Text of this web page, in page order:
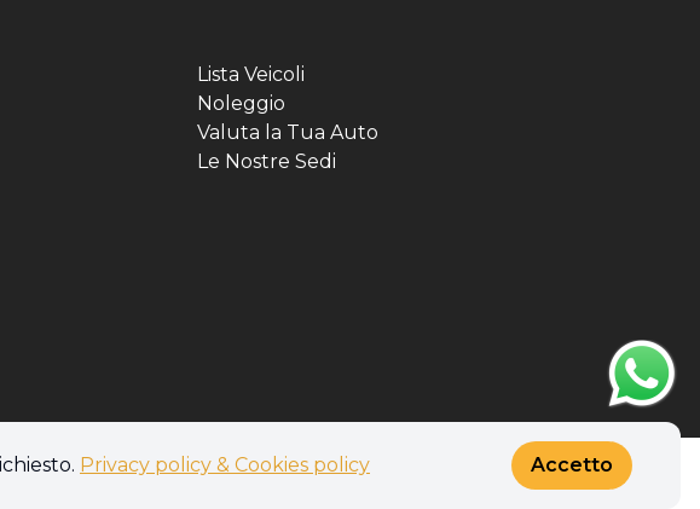
Lista Veicoli
Noleggio
Valuta la Tua Auto
Le Nostre Sedi
Privacy policy & Cookies policy Accetto
Realizzato con